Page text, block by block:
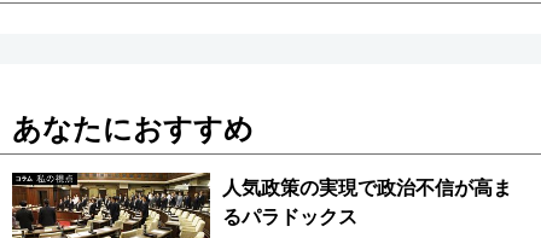
あなたにおすすめ
人気政策の実現で政治不信が高ま
るパラドックス